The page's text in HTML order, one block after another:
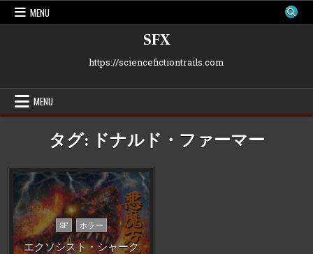
Skip
MENU
SFX
https://sciencefictiontrails.com
MENU
タグ: ドナルド・ファーマー
Posted
in
SF ホラー
エクソシスト・シャーク